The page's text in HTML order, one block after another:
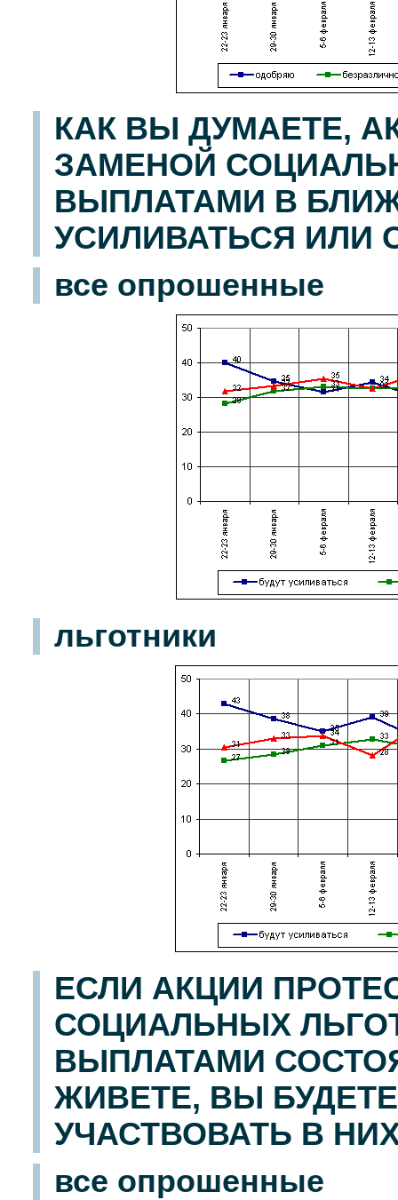
КАК ВЫ ДУМАЕТЕ,
ЗАМЕНОЙ
ВЫПЛАТАМИ В
УСИЛИВАТЬСЯ ИЛИ
все опрошенные
льготники
ЕСЛИ АКЦИИ
СОЦИАЛЬНЫХ
ВЫПЛАТАМИ
ЖИВЕТЕ, ВЫ
УЧАСТВОВАТЬ В
все опрошенные